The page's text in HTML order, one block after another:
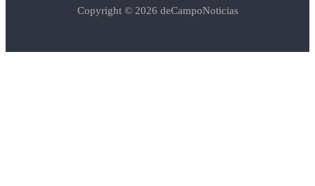
Copyright © 2026 deCampoNoticias